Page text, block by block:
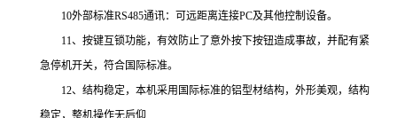
10外部标准RS485通讯：可远距离连接PC及其他控制设备。
11、按键互锁功能，有效防止了意外按下按钮造成事故，并配有紧
急停机开关，符合国际标准。
12、结构稳定，本机采用国际标准的铝型材结构，外形美观，结构
稳定，整机操作无后仰